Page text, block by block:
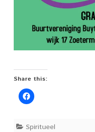
Share this:
Spiritueel